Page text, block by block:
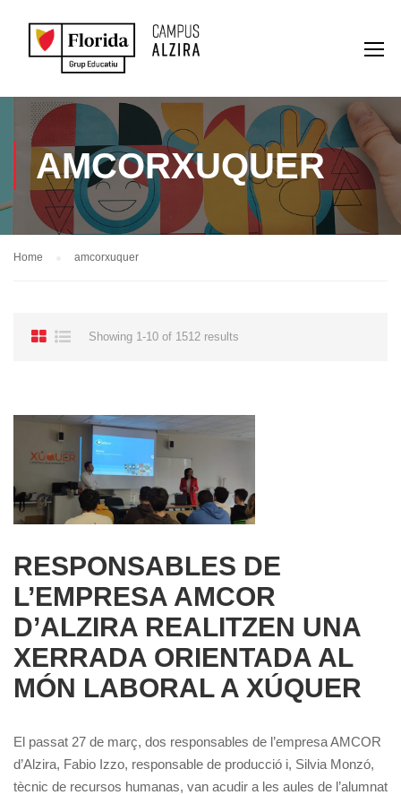
AMCORXUQUER
Home amcorxuquer
Showing 1-10 of 1512 results
RESPONSABLES DE
L’EMPRESA AMCOR
D’ALZIRA REALITZEN UNA
XERRADA ORIENTADA AL
MÓN LABORAL A XÚQUER
El passat 27 de març, dos responsables de l’empresa AMCOR
d’Alzira, Fabio Izzo, responsable de producció i, Silvia Monzó,
tècnic de recursos humanas, van acudir a les aules de l’alumnat